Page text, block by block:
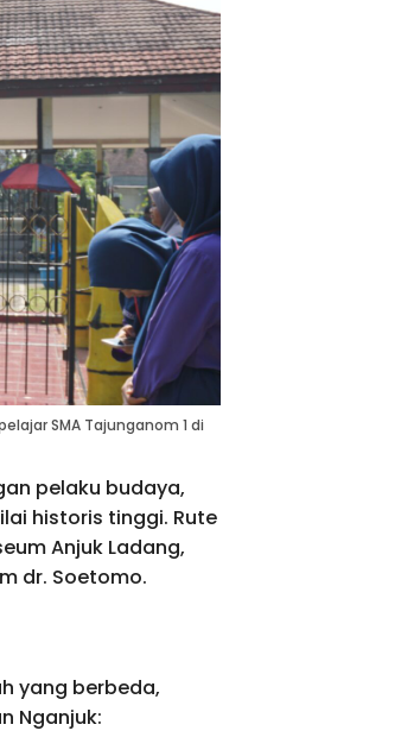
SMA Tajunganom 1 di
pelaku budaya,
historis tinggi. Rute
Anjuk Ladang,
dr. Soetomo.
yang berbeda,
Nganjuk: